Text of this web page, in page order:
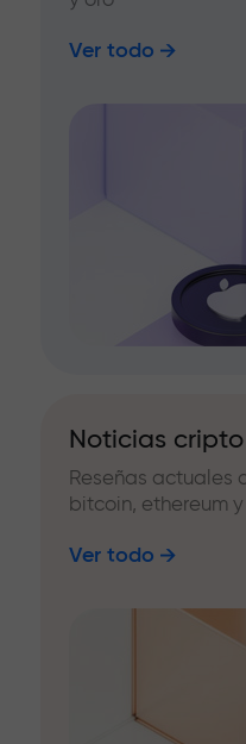
Ver todo
Noticias cripto
Reseñas actuales
bitcoin, ethereum
Ver todo